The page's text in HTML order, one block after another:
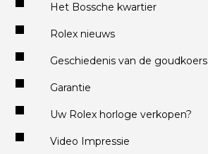
Het Bossche kwartier
Rolex nieuws
Geschiedenis van de goudkoers
Garantie
Uw Rolex horloge verkopen?
Video Impressie